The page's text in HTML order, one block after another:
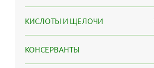
КИСЛОТЫ И ЩЕЛОЧИ
КОНСЕРВАНТЫ